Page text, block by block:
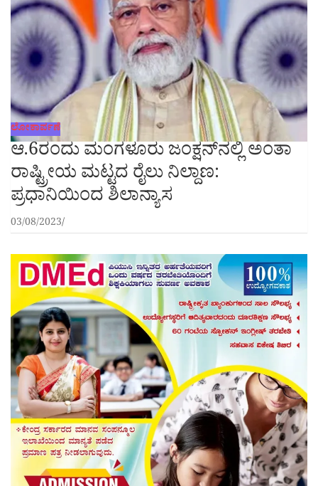
ಲೋಕಾರ್ಪಣೆ
ಆ.6ರಂದು ಮಂಗಳೂರು ಜಂಕ್ಷನ್‌ನಲ್ಲಿ ಅಂತಾ
ರಾಷ್ಟ್ರೀಯ ಮಟ್ಟದ ರೈಲು ನಿಲ್ದಾಣ:
ಪ್ರಧಾನಿಯಿಂದ ಶಿಲಾನ್ಯಾಸ
03/08/2023